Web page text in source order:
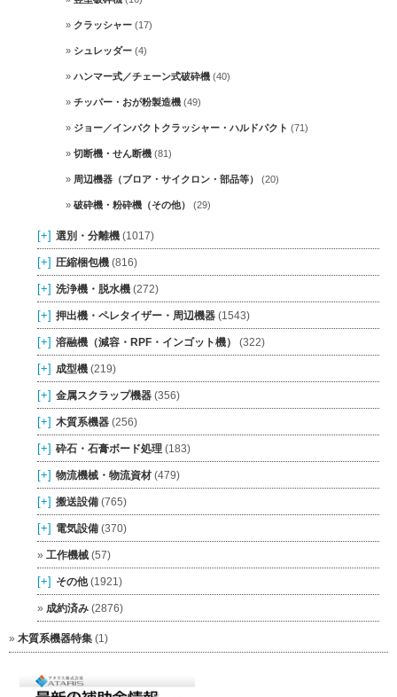
クラッシャー (17)
シュレッダー (4)
ハンマー式／チェーン式破砕機 (40)
チッパー・おが粉製造機 (49)
ジョー／インパクトクラッシャー・ハルドパクト (71)
切断機・せん断機 (81)
周辺機器（ブロア・サイクロン・部品等） (20)
破砕機・粉砕機（その他） (29)
[+] 選別・分離機 (1017)
[+] 圧縮梱包機 (816)
[+] 洗浄機・脱水機 (272)
[+] 押出機・ペレタイザー・周辺機器 (1543)
[+] 溶融機（減容・RPF・インゴット機） (322)
[+] 成型機 (219)
[+] 金属スクラップ機器 (356)
[+] 木質系機器 (256)
[+] 砕石・石膏ボード処理 (183)
[+] 物流機械・物流資材 (479)
[+] 搬送設備 (765)
[+] 電気設備 (370)
工作機械 (57)
[+] その他(1921)
成約済み (2876)
木質系機器特集 (1)